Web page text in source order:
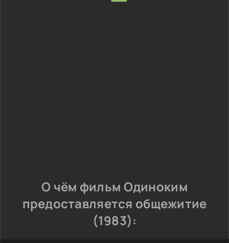
О чём фильм Одиноким
предоставляется общежитие
(1983):